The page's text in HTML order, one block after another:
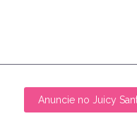
Anuncie no Juicy